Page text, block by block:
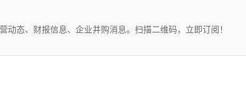
态、财报信息、企业并购消息。扫描二维码，立即订阅！